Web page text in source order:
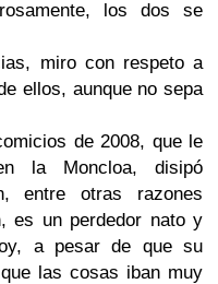
los dos se
miro con respeto a
ellos, aunque no sepa
de 2008, que le
la Moncloa, disipó
entre otras razones
es un perdedor nato y
a pesar de que su
las cosas iban muy